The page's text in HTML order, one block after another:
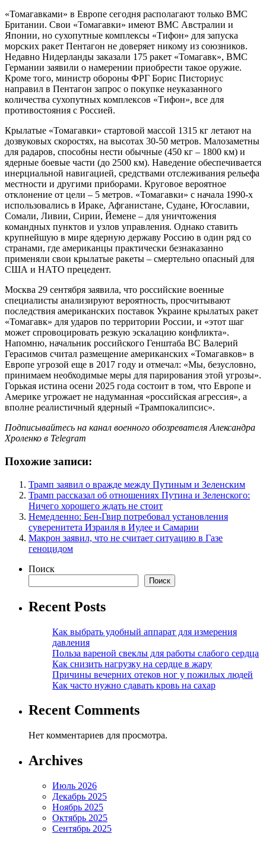
«Томагавками» в Европе сегодня располагают только ВМС
Британии. Свои «Томагавки» имеют ВМС Австралии и
Японии, но сухопутные комплексы «Тифон» для запуска
морских ракет Пентагон не доверяет никому из союзников.
Недавно Нидерланды заказали 175 ракет «Томагавк», ВМС
Германии заявили о намерении приобрести такое оружие.
Кроме того, министр обороны ФРГ Борис Писториус
направил в Пентагон запрос о покупке неуказанного
количества сухопутных комплексов «Тифон», все для
противостояния с Россией.
Крылатые «Томагавки» стартовой массой 1315 кг летают на
дозвуковых скоростях, на высотах 30-50 метров. Малозаметны
для радаров, способны нести обычные (450 кг – 1800 км) и
ядерные боевые части (до 2500 км). Наведение обеспечивается
инерциальной навигацией, средствами отслеживания рельефа
местности и другими приборами. Круговое вероятное
отклонение от цели – 5 метров. «Томагавки» с начала 1990-х
использовались в Ираке, Афганистане, Судане, Югославии,
Сомали, Ливии, Сирии, Йемене – для уничтожения
командных пунктов и узлов управления. Однако ставить
крупнейшую в мире ядерную державу Россию в один ряд со
странами, где американцы практически безнаказанно
применяли свои крылатые ракеты – смертельно опасный для
США и НАТО прецедент.
Москва 29 сентября заявила, что российские военные
специалисты анализируют вероятность, просчитывают
последствия американских поставок Украине крылатых ракет
«Томагавк» для ударов по территории России, и «этот шаг
может спровоцировать резкую эскалацию конфликта».
Напомню, начальник российского Генштаба ВС Валерий
Герасимов считал размещение американских «Томагавков» в
Европе угрозой еще в 2017 году и отмечал: «Мы, безусловно,
принимаем необходимые меры для парирования этой угрозы».
Горькая истина осени 2025 года состоит в том, что Европе и
Америке угрожает не надуманная «российская агрессия», а
вполне реалистичный ядерный «Трампокалипсис».
Подписывайтесь на канал военного обозревателя Александра
Хроленко в Telegram
Похожие записи:
Трамп заявил о вражде между Путиным и Зеленским
Трамп рассказал об отношениях Путина и Зеленского:
Ничего хорошего ждать не стоит
Немедленно: Бен-Гвир потребовал установления
суверенитета Израиля в Иудее и Самарии
Макрон заявил, что не считает ситуацию в Газе
геноцидом
Поиск
Поиск
Recent Posts
Как выбрать удобный аппарат для измерения
давления
Польза вареной свеклы для работы слабого сердца
Как снизить нагрузку на сердце в жару
Причины вечерних отеков ног у пожилых людей
Как часто нужно сдавать кровь на сахар
Recent Comments
Нет комментариев для просмотра.
Archives
Июль 2026
Декабрь 2025
Ноябрь 2025
Октябрь 2025
Сентябрь 2025